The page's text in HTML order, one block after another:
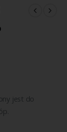
jest do